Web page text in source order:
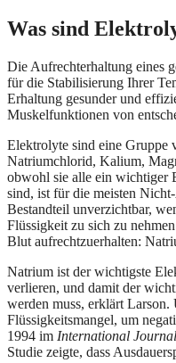
Was sind
Die Aufrechterhaltung eines
für die Stabilisierung Ihrer
Erhaltung gesunder und
Muskelfunktionen von
Elektrolyte sind eine Gruppe
Natriumchlorid, Kalium,
obwohl sie alle ein wichtiger
sind, ist für die meisten
Bestandteil unverzichtbar,
Flüssigkeit zu sich zu
Blut aufrechtzuerhalten:
Natrium ist der wichtigste
verlieren, und damit der
werden muss, erklärt Larson.
Flüssigkeitsmangel, um
1994 im International
Studie zeigte, dass